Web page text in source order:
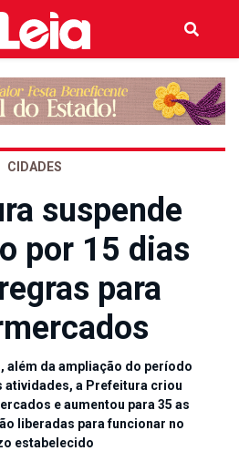
CIDADES
suspende
por 15 dias
para
além da ampliação do período
atividades, a Prefeitura criou
e aumentou para 35 as
liberadas para funcionar no
estabelecido